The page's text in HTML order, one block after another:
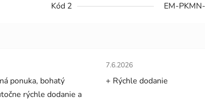
Kód 2
EM-
obchodu je 5 z 5 hviezdičiek.
ponuka, bohatý
rýchle dodanie a
Hodnotenie obchodu je 5 z
7.6.2026
+ Rýchle dodanie